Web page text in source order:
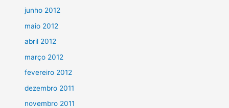
junho 2012
maio 2012
abril 2012
março 2012
fevereiro 2012
dezembro 2011
novembro 2011